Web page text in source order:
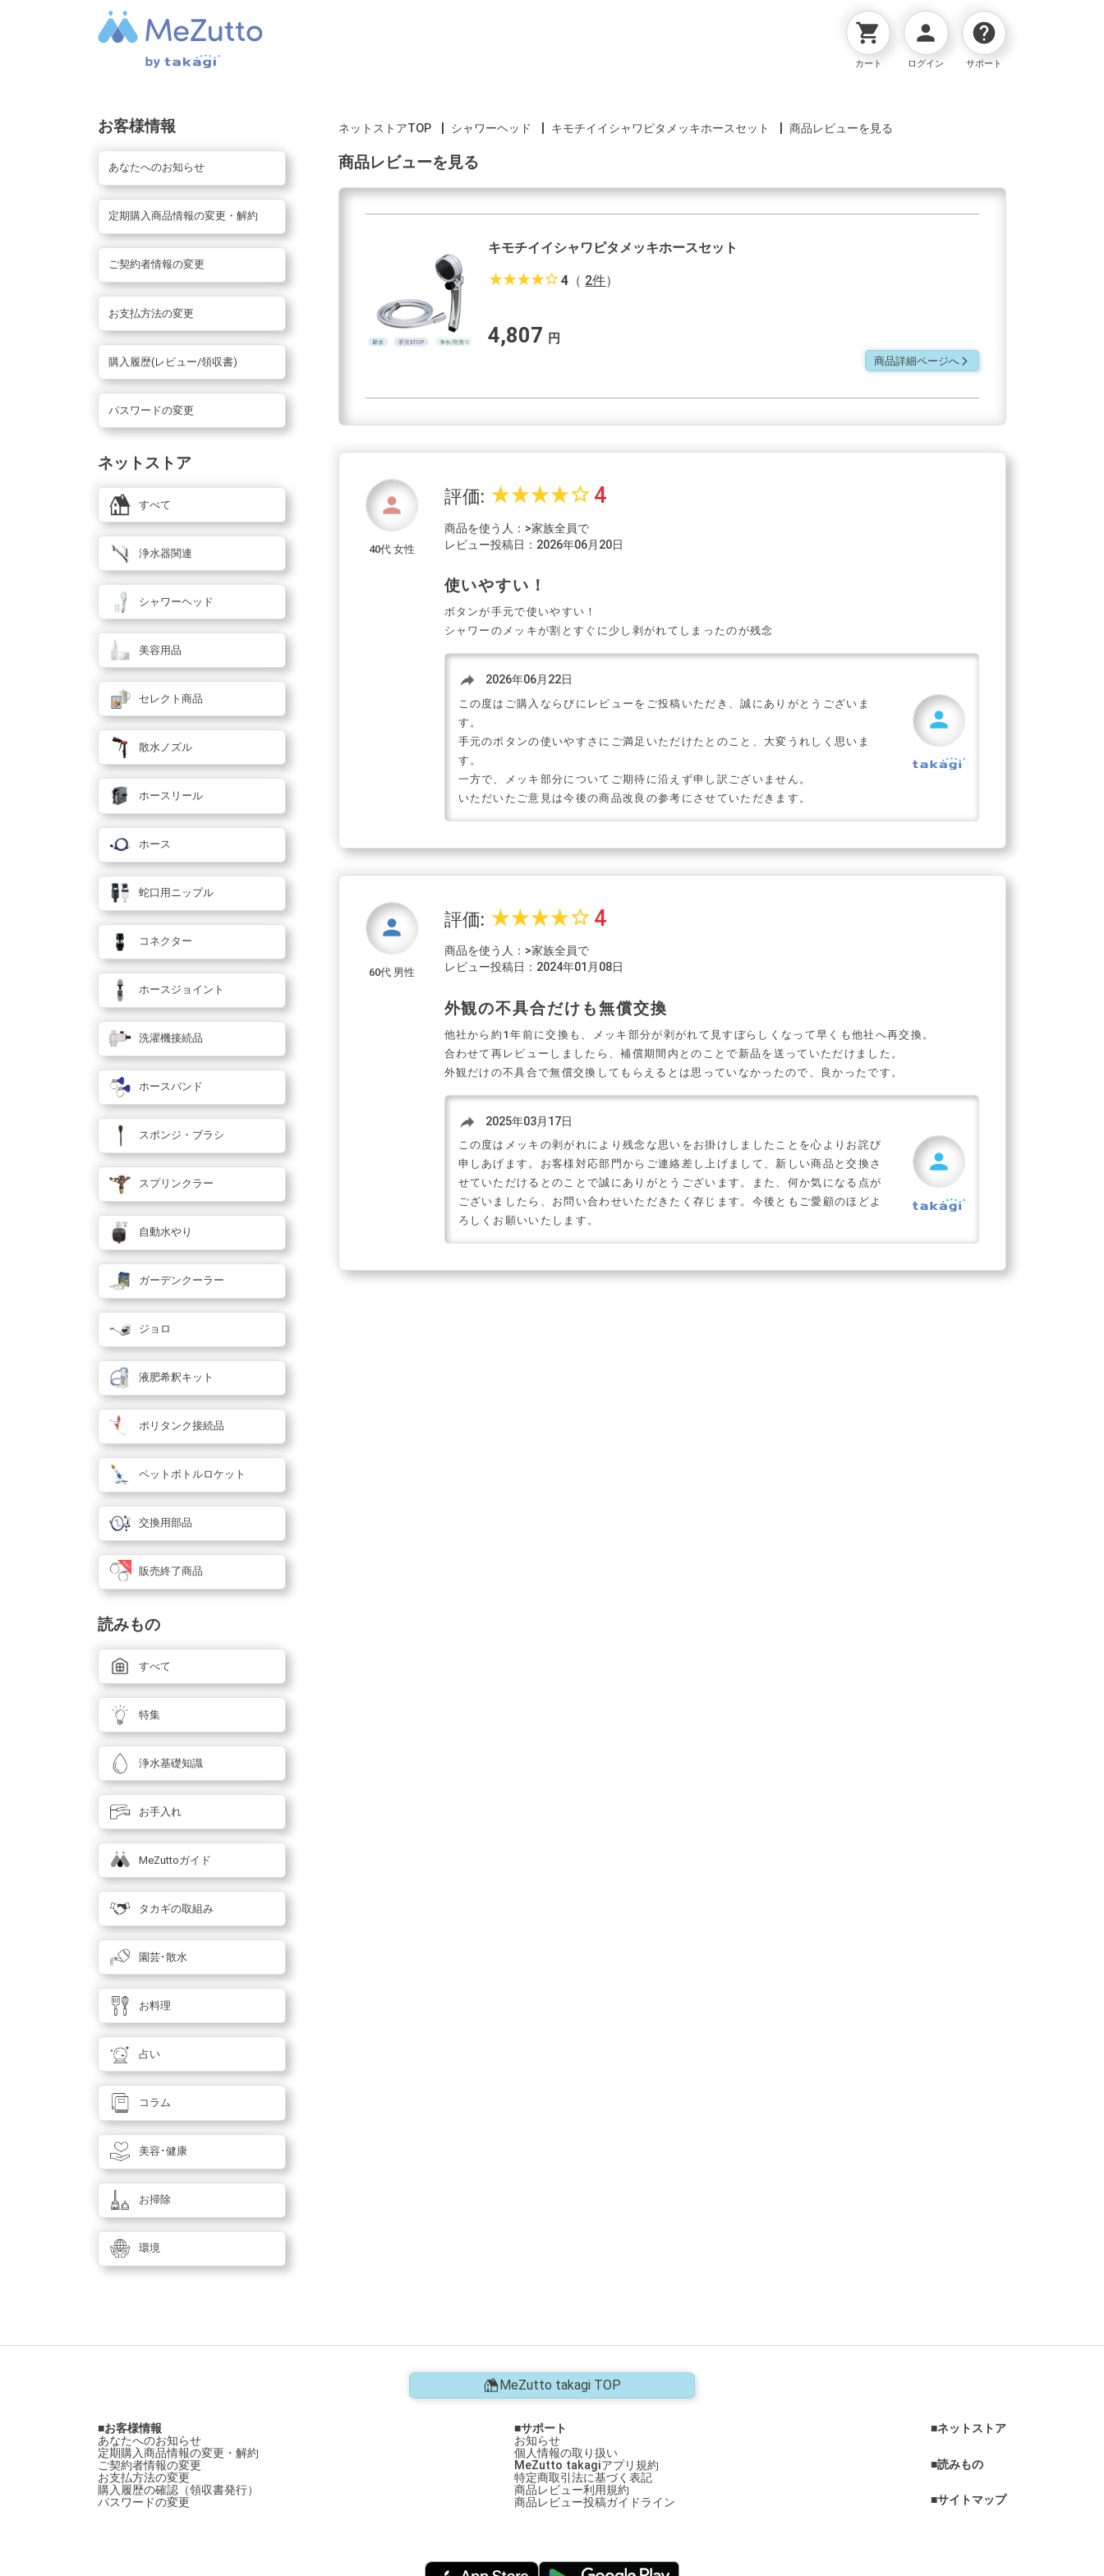
shopping_cart
カート
person
ログイン
help
サポート
ネットストアTOP シャワーヘッド キモチイイシャワピタメッキホースセット 商品レビューを見る
商品レビューを見る
キモチイイシャワピタメッキホースセット
star_ratestar_ratestar_ratestar_ratestar_border 4 （ 2件）
4,807 円
商品詳細ページへ arrow_forward_ios
person
40代 女性
評価: star_ratestar_ratestar_ratestar_ratestar_border 4
商品を使う人：>家族全員で
レビュー投稿日：2026年06月20日
使いやすい！
ボタンが手元で使いやすい！
シャワーのメッキが割とすぐに少し剥がれてしまったのが残念
reply 2026年06月22日
この度はご購入ならびにレビューをご投稿いただき、誠にありがとうございま
す。
手元のボタンの使いやすさにご満足いただけたとのこと、大変うれしく思いま
す。
一方で、メッキ部分についてご期待に沿えず申し訳ございません。
いただいたご意見は今後の商品改良の参考にさせていただきます。
person
person
60代 男性
評価: star_ratestar_ratestar_ratestar_ratestar_border 4
商品を使う人：>家族全員で
レビュー投稿日：2024年01月08日
外観の不具合だけも無償交換
他社から約1年前に交換も、メッキ部分が剥がれて見すぼらしくなって早くも他社へ再交換。
合わせて再レビューしましたら、補償期間内とのことで新品を送っていただけました。
外観だけの不具合で無償交換してもらえるとは思っていなかったので、良かったです。
reply 2025年03月17日
この度はメッキの剥がれにより残念な思いをお掛けしましたことを心よりお詫び
申しあげます。お客様対応部門からご連絡差し上げまして、新しい商品と交換さ
せていただけるとのことで誠にありがとうございます。また、何か気になる点が
ございましたら、お問い合わせいただきたく存じます。今後ともご愛顧のほどよ
ろしくお願いいたします。
person
お客様情報
あなたへのお知らせ
定期購入商品情報の変更・解約
ご契約者情報の変更
お支払方法の変更
購入履歴(レビュー/領収書)
パスワードの変更
ネットストア
すべて
浄水器関連
シャワーヘッド
美容用品
セレクト商品
散水ノズル
ホースリール
ホース
蛇口用ニップル
コネクター
ホースジョイント
洗濯機接続品
ホースバンド
スポンジ・ブラシ
スプリンクラー
自動水やり
ガーデンクーラー
ジョロ
液肥希釈キット
ポリタンク接続品
ペットボトルロケット
交換用部品
販売終了商品
読みもの
すべて
特集
浄水基礎知識
お手入れ
MeZuttoガイド
タカギの取組み
園芸･散水
お料理
占い
コラム
美容･健康
お掃除
環境
MeZutto takagi TOP
お客様情報
あなたへのお知らせ
定期購入商品情報の変更・解約
ご契約者情報の変更
お支払方法の変更
購入履歴の確認（領収書発行）
パスワードの変更
サポート
お知らせ
個人情報の取り扱い
MeZutto takagiアプリ規約
特定商取引法に基づく表記
商品レビュー利用規約
商品レビュー投稿ガイドライン
ネットストア
読みもの
サイトマップ